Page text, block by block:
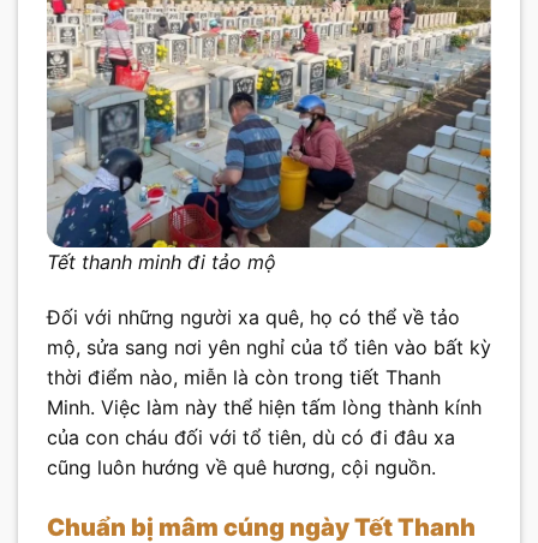
Tết thanh minh đi tảo mộ
Đối với những người xa quê, họ có thể về tảo
mộ, sửa sang nơi yên nghỉ của tổ tiên vào bất kỳ
thời điểm nào, miễn là còn trong tiết Thanh
Minh. Việc làm này thể hiện tấm lòng thành kính
của con cháu đối với tổ tiên, dù có đi đâu xa
cũng luôn hướng về quê hương, cội nguồn.
Chuẩn bị mâm cúng ngày Tết Thanh